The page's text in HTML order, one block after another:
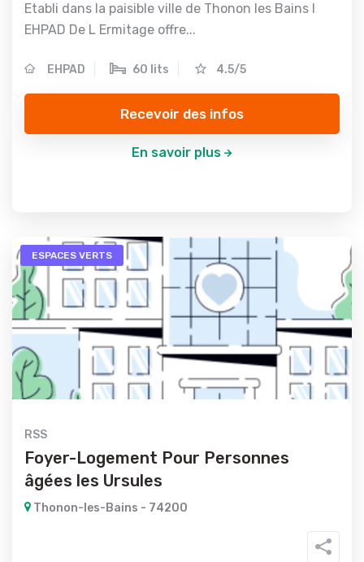
Etabli dans la paisible ville de Thonon les Bains l
EHPAD De L Ermitage offre...
EHPAD 60 lits 4.5/5
Recevoir des infos
En savoir plus
ESPACES VERTS
RSS
Foyer-Logement Pour Personnes
âgées les Ursules
Thonon-les-Bains - 74200